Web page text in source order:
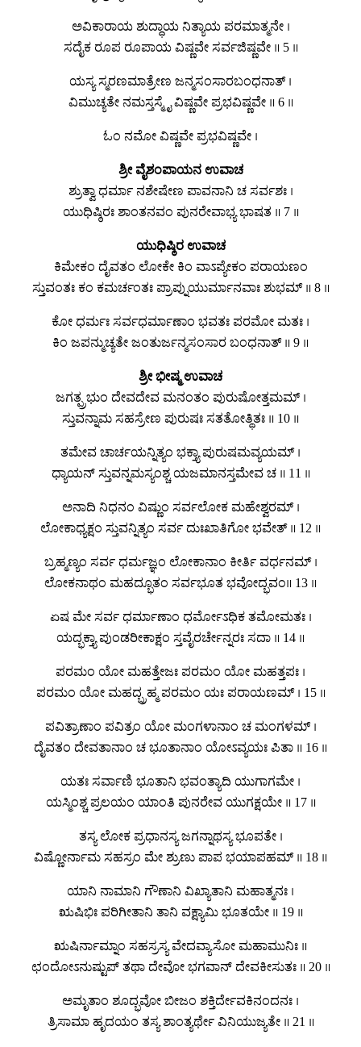
ಅವಿಕಾರಾಯ ಶುದ್ಧಾಯ ನಿತ್ಯಾಯ ಪರಮಾತ್ಮನೇ ।
ಸದೈಕ ರೂಪ ರೂಪಾಯ ವಿಷ್ಣವೇ ಸರ್ವಜಿಷ್ಣವೇ ॥ 5 ॥
ಯಸ್ಯ ಸ್ಮರಣಮಾತ್ರೇಣ ಜನ್ಮಸಂಸಾರಬಂಧನಾತ್ ।
ವಿಮುಚ್ಯತೇ ನಮಸ್ತಸ್ಮೈ ವಿಷ್ಣವೇ ಪ್ರಭವಿಷ್ಣವೇ ॥ 6 ॥
ಓಂ ನಮೋ ವಿಷ್ಣವೇ ಪ್ರಭವಿಷ್ಣವೇ ।
ಶ್ರೀ ವೈಶಂಪಾಯನ ಉವಾಚ
ಶ್ರುತ್ವಾ ಧರ್ಮಾ ನಶೇಷೇಣ ಪಾವನಾನಿ ಚ ಸರ್ವಶಃ ।
ಯುಧಿಷ್ಠಿರಃ ಶಾಂತನವಂ ಪುನರೇವಾಭ್ಯ ಭಾಷತ ॥ 7 ॥
ಯುಧಿಷ್ಠಿರ ಉವಾಚ
ಕಿಮೇಕಂ ದೈವತಂ ಲೋಕೇ ಕಿಂ ವಾಽಪ್ಯೇಕಂ ಪರಾಯಣಂ
ಸ್ತುವಂತಃ ಕಂ ಕಮರ್ಚಂತಃ ಪ್ರಾಪ್ನುಯುರ್ಮಾನವಾಃ ಶುಭಮ್ ॥ 8 ॥
ಕೋ ಧರ್ಮಃ ಸರ್ವಧರ್ಮಾಣಾಂ ಭವತಃ ಪರಮೋ ಮತಃ ।
ಕಿಂ ಜಪನ್ಮುಚ್ಯತೇ ಜಂತುರ್ಜನ್ಮಸಂಸಾರ ಬಂಧನಾತ್ ॥ 9 ॥
ಶ್ರೀ ಭೀಷ್ಮ ಉವಾಚ
ಜಗತ್ಪ್ರಭುಂ ದೇವದೇವ ಮನಂತಂ ಪುರುಷೋತ್ತಮಮ್ ।
ಸ್ತುವನ್ನಾಮ ಸಹಸ್ರೇಣ ಪುರುಷಃ ಸತತೋತ್ಥಿತಃ ॥ 10 ॥
ತಮೇವ ಚಾರ್ಚಯನ್ನಿತ್ಯಂ ಭಕ್ತ್ಯಾ ಪುರುಷಮವ್ಯಯಮ್ ।
ಧ್ಯಾಯನ್ ಸ್ತುವನ್ನಮಸ್ಯಂಶ್ಚ ಯಜಮಾನಸ್ತಮೇವ ಚ ॥ 11 ॥
ಅನಾದಿ ನಿಧನಂ ವಿಷ್ಣುಂ ಸರ್ವಲೋಕ ಮಹೇಶ್ವರಮ್ ।
ಲೋಕಾಧ್ಯಕ್ಷಂ ಸ್ತುವನ್ನಿತ್ಯಂ ಸರ್ವ ದುಃಖಾತಿಗೋ ಭವೇತ್ ॥ 12 ॥
ಬ್ರಹ್ಮಣ್ಯಂ ಸರ್ವ ಧರ್ಮಜ್ಞಂ ಲೋಕಾನಾಂ ಕೀರ್ತಿ ವರ್ಧನಮ್ ।
ಲೋಕನಾಥಂ ಮಹದ್ಭೂತಂ ಸರ್ವಭೂತ ಭವೋದ್ಭವಂ॥ 13 ॥
ಏಷ ಮೇ ಸರ್ವ ಧರ್ಮಾಣಾಂ ಧರ್ಮೋಽಧಿಕ ತಮೋಮತಃ ।
ಯದ್ಭಕ್ತ್ಯಾ ಪುಂಡರೀಕಾಕ್ಷಂ ಸ್ತವೈರರ್ಚೇನ್ನರಃ ಸದಾ ॥ 14 ॥
ಪರಮಂ ಯೋ ಮಹತ್ತೇಜಃ ಪರಮಂ ಯೋ ಮಹತ್ತಪಃ ।
ಪರಮಂ ಯೋ ಮಹದ್ಬ್ರಹ್ಮ ಪರಮಂ ಯಃ ಪರಾಯಣಮ್ । 15 ॥
ಪವಿತ್ರಾಣಾಂ ಪವಿತ್ರಂ ಯೋ ಮಂಗಳಾನಾಂ ಚ ಮಂಗಳಮ್ ।
ದೈವತಂ ದೇವತಾನಾಂ ಚ ಭೂತಾನಾಂ ಯೋಽವ್ಯಯಃ ಪಿತಾ ॥ 16 ॥
ಯತಃ ಸರ್ವಾಣಿ ಭೂತಾನಿ ಭವಂತ್ಯಾದಿ ಯುಗಾಗಮೇ ।
ಯಸ್ಮಿಂಶ್ಚ ಪ್ರಲಯಂ ಯಾಂತಿ ಪುನರೇವ ಯುಗಕ್ಷಯೇ ॥ 17 ॥
ತಸ್ಯ ಲೋಕ ಪ್ರಧಾನಸ್ಯ ಜಗನ್ನಾಥಸ್ಯ ಭೂಪತೇ ।
ವಿಷ್ಣೋರ್ನಾಮ ಸಹಸ್ರಂ ಮೇ ಶ್ರುಣು ಪಾಪ ಭಯಾಪಹಮ್ ॥ 18 ॥
ಯಾನಿ ನಾಮಾನಿ ಗೌಣಾನಿ ವಿಖ್ಯಾತಾನಿ ಮಹಾತ್ಮನಃ ।
ಋಷಿಭಿಃ ಪರಿಗೀತಾನಿ ತಾನಿ ವಕ್ಷ್ಯಾಮಿ ಭೂತಯೇ ॥ 19 ॥
ಋಷಿರ್ನಾಮ್ನಾಂ ಸಹಸ್ರಸ್ಯ ವೇದವ್ಯಾಸೋ ಮಹಾಮುನಿಃ ॥
ಛಂದೋಽನುಷ್ಟುಪ್ ತಥಾ ದೇವೋ ಭಗವಾನ್ ದೇವಕೀಸುತಃ ॥ 20 ॥
ಅಮೃತಾಂ ಶೂದ್ಭವೋ ಬೀಜಂ ಶಕ್ತಿರ್ದೇವಕಿನಂದನಃ ।
ತ್ರಿಸಾಮಾ ಹೃದಯಂ ತಸ್ಯ ಶಾಂತ್ಯರ್ಥೇ ವಿನಿಯುಜ್ಯತೇ ॥ 21 ॥